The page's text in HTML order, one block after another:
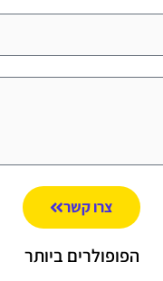
צרו קשר
הפופולרים ביותר